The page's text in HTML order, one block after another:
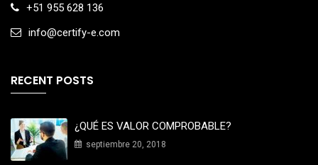
+51 955 628 136
info@certify-e.com
RECENT POSTS
¿QUÉ ES VALOR COMPROBABLE?
septiembre 20, 2018